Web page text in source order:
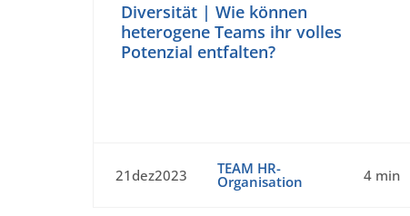
Diversität | Wie können
heterogene Teams ihr volles
Potenzial entfalten?
21dez2023 TEAM HR-
Organisation 4 min